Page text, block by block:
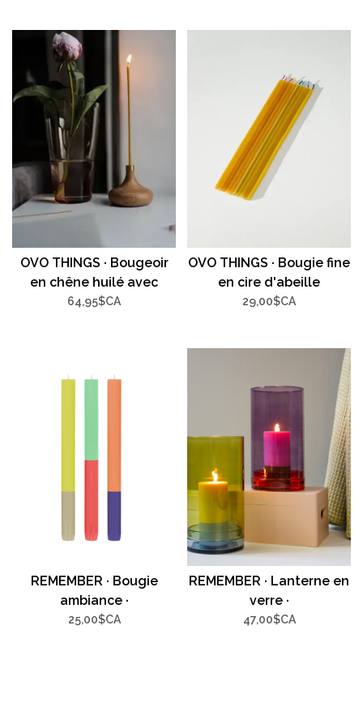
OVO THINGS · Bougeoir
en chêne huilé avec
douille en laiton
64,95$CA
OVO THINGS · Bougie fine
en cire d'abeille
29,00$CA
REMEMBER · Bougie
ambiance ·
25,00$CA
REMEMBER · Lanterne en
verre ·
47,00$CA